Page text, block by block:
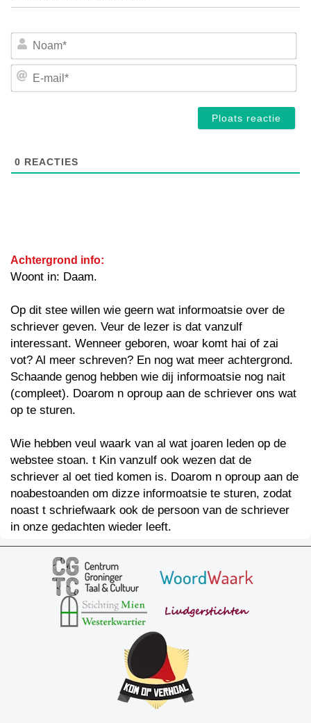
E-
0 REACTIES
Achtergrond info:
Woont in: Daam.
Op dit stee willen wie geern wat informoatsie over de
schriever geven. Veur de lezer is dat vanzulf
interessant. Wenneer geboren, woar komt hai of zai
vot? Al meer schreven? En nog wat meer achtergrond.
Schaande genog hebben wie dij informoatsie nog nait
(compleet). Doarom n oproup aan de schriever ons wat
op te sturen.
Wie hebben veul waark van al wat joaren leden op de
webstee stoan. t Kin vanzulf ook wezen dat de
schriever al oet tied komen is. Doarom n oproup aan de
noabestoanden om dizze informoatsie te sturen, zodat
noast t schriefwaark ook de persoon van de schriever
in onze gedachten wieder leeft.